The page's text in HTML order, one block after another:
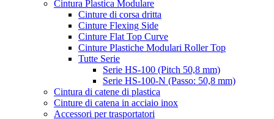
Cintura Plastica Modulare
Cinture di corsa dritta
Cinture Flexing Side
Cinture Flat Top Curve
Cinture Plastiche Modulari Roller Top
Tutte Serie
Serie HS-100 (Pitch 50,8 mm)
Serie HS-100-N (Passo: 50,8 mm)
Cintura di catene di plastica
Cinture di catena in acciaio inox
Accessori per trasportatori